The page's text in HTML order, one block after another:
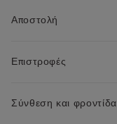
Αποστολή
Επιστροφές
Σύνθεση και φροντίδα